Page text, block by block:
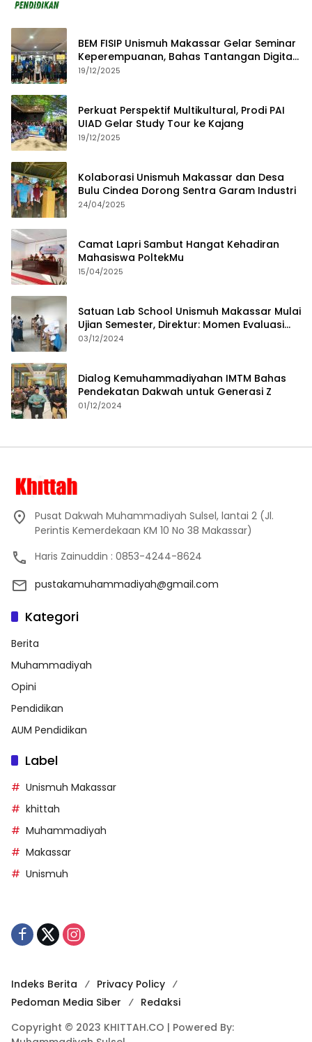
BEM FISIP Unismuh Makassar Gelar Seminar
Keperempuanan, Bahas Tantangan Digital
dan Budaya Lokal
19/12/2025
Perkuat Perspektif Multikultural, Prodi PAI
UIAD Gelar Study Tour ke Kajang
19/12/2025
Kolaborasi Unismuh Makassar dan Desa
Bulu Cindea Dorong Sentra Garam Industri
24/04/2025
Camat Lapri Sambut Hangat Kehadiran
Mahasiswa PoltekMu
15/04/2025
Satuan Lab School Unismuh Makassar Mulai
Ujian Semester, Direktur: Momen Evaluasi
Proses Pembelajaran
03/12/2024
Dialog Kemuhammadiyahan IMTM Bahas
Pendekatan Dakwah untuk Generasi Z
01/12/2024
Pusat Dakwah Muhammadiyah Sulsel, lantai 2 (Jl.
Perintis Kemerdekaan KM 10 No 38 Makassar)
Haris Zainuddin : 0853-4244-8624
pustakamuhammadiyah@gmail.com
Kategori
Berita
Muhammadiyah
Opini
Pendidikan
AUM Pendidikan
Label
Unismuh Makassar
khittah
Muhammadiyah
Makassar
Unismuh
Indeks Berita
Privacy Policy
Pedoman Media Siber
Redaksi
Copyright © 2023 KHITTAH.CO | Powered By: